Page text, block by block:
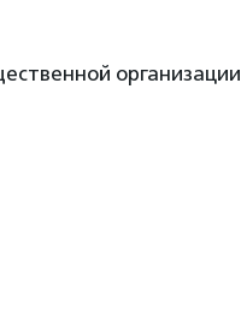
организации